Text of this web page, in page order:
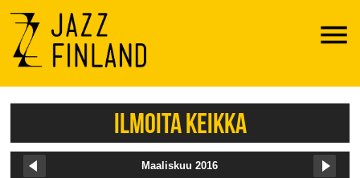
Menu
ILMOITA KEIKKA
Maaliskuu 2016